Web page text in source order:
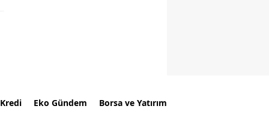
Kredi Eko Gündem Borsa ve Yatırım